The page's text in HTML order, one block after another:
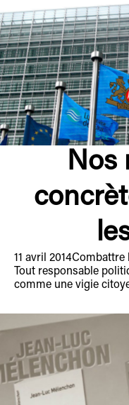
Nos
11 avril 2014Combattre
Tout responsable
comme une vigie